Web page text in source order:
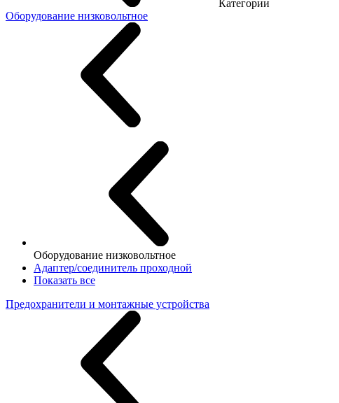
Категории
Оборудование низковольтное
Оборудование низковольтное
Адаптер/соединитель проходной
Показать все
Предохранители и монтажные устройства